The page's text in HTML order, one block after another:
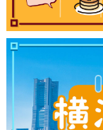
ランキング
ブログ記事
サイトについて